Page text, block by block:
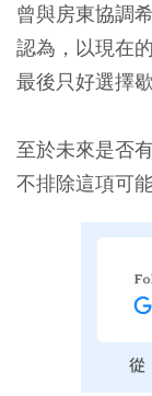
曾與房東協調
認為，以現在
最後只好選擇
至於未來是否
不排除這項可